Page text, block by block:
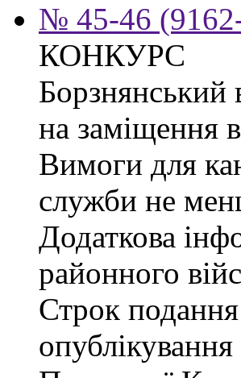
№ 45-46 (9162-
КОНКУРС
Борзнянський
на заміщення
Вимоги для
служби не
Додаткова
районного
Строк